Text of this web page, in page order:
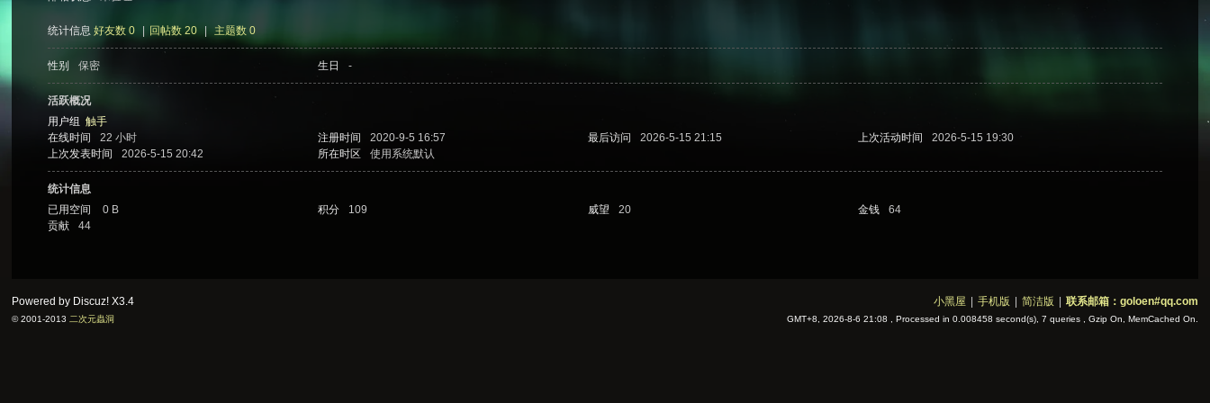
统计信息 好友数 0 回帖数 20 主题数 0
性别 保密 生日 -
活跃概况
用户组触手
在线时间
22 小时 注册时间 2020-9-5 16:57 最后访问 2026-5-15 21:15 上次活动时间
2026-5-15 19:30
上次发表时间
2026-5-15 20:42 所在时区 使用系统默认
统计信息
已用空间
0 B 积分 109 威望 20 金钱
64
贡献
44
小黑屋 手机版 简洁版 联系邮箱：goloen#qq.com
GMT+8, 2026-8-6 21:08 , Processed in 0.008458 second(s), 7 queries , Gzip On, MemCached On.
Powered by Discuz!X3.4
© 2001-2013 二次元蟲洞